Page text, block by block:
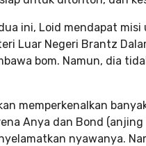
ini, Loid mendapat
Luar Negeri Brantz
bom. Namun, dia
memperkenalkan
Anya dan Bond
nyawanya.